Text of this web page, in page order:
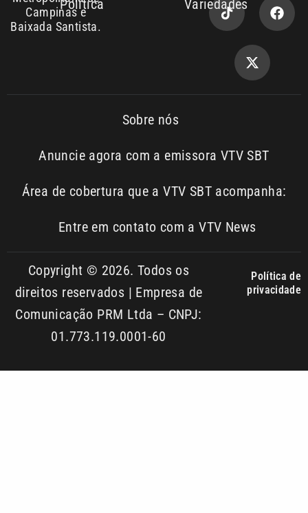
Anuncie agora com a emissora VTV SBT
Área de cobertura que a VTV SBT acompanha:
Entre em contato com a VTV News
Copyright © 2026. Todos os
direitos reservados | Empresa de
Comunicação PRM Ltda – CNPJ:
01.773.119.0001-60
privacidade